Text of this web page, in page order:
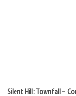
Silent Hill: Townfall –